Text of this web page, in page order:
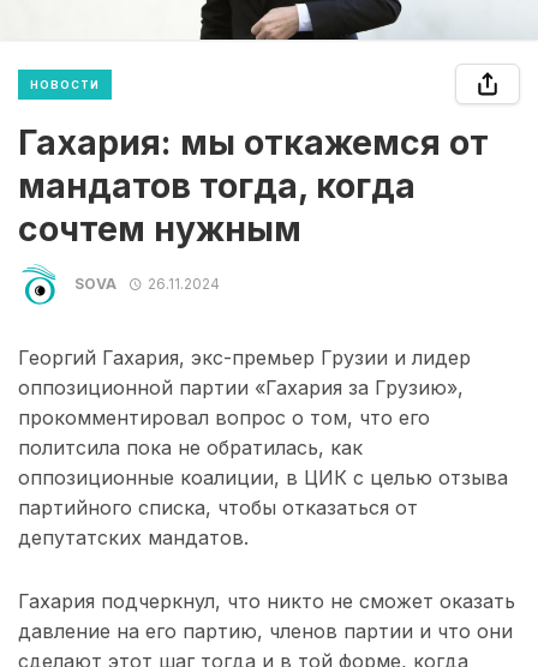
НОВОСТИ
Гахария: мы откажемся от
мандатов тогда, когда
сочтем нужным
SOVA 26.11.2024
Георгий Гахария, экс-премьер Грузии и лидер
оппозиционной партии «Гахария за Грузию»,
прокомментировал вопрос о том, что его
политсила пока не обратилась, как
оппозиционные коалиции, в ЦИК с целью отзыва
партийного списка, чтобы отказаться от
депутатских мандатов.
Гахария подчеркнул, что никто не сможет оказать
давление на его партию, членов партии и что они
сделают этот шаг тогда и в той форме, когда